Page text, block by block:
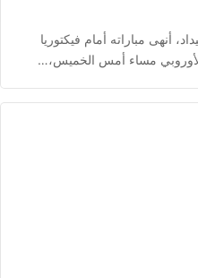
أنهى مباراته أمام فيكتوريا
مساء أمس الخميس،…